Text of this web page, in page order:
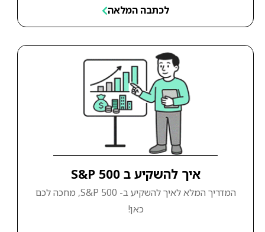
לכתבה המלאה
איך להשקיע ב S&P 500
המדריך המלא לאיך להשקיע ב- S&P 500, מחכה לכם
כאן!